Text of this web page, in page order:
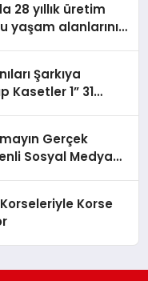
28 yıllık üretim
yaşam alanlarını
Şarkıya
Kasetler 1” 31
Gerçek
Sosyal Medya
Korse